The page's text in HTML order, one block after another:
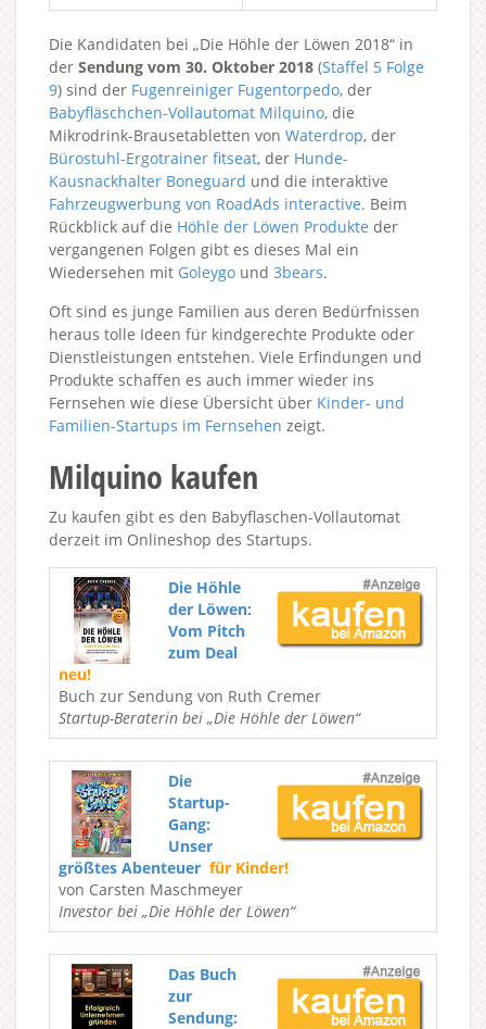
Die Kandidaten bei „Die Höhle der Löwen 2018“ in
der Sendung vom 30. Oktober 2018 (Staffel 5 Folge
9) sind der Fugenreiniger Fugentorpedo, der
Babyfläschchen-Vollautomat Milquino, die
Mikrodrink-Brausetabletten von Waterdrop, der
Bürostuhl-Ergotrainer fitseat, der Hunde-
Kausnackhalter Boneguard und die interaktive
Fahrzeugwerbung von RoadAds interactive. Beim
Rückblick auf die Höhle der Löwen Produkte der
vergangenen Folgen gibt es dieses Mal ein
Wiedersehen mit Goleygo und 3bears.
Oft sind es junge Familien aus deren Bedürfnissen
heraus tolle Ideen für kindgerechte Produkte oder
Dienstleistungen entstehen. Viele Erfindungen und
Produkte schaffen es auch immer wieder ins
Fernsehen wie diese Übersicht über Kinder- und
Familien-Startups im Fernsehen zeigt.
Milquino kaufen
Zu kaufen gibt es den Babyflaschen-Vollautomat
derzeit im Onlineshop des Startups.
Die Höhle
der Löwen:
Vom Pitch
zum Deal
neu!
Buch zur Sendung von Ruth Cremer
Startup-Beraterin bei „Die Höhle der Löwen“
Die
Startup-
Gang:
Unser
größtes Abenteuer für Kinder!
von Carsten Maschmeyer
Investor bei „Die Höhle der Löwen“
Das Buch
zur
Sendung: